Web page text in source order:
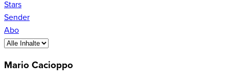
Stars
Sender
Abo
Mario Cacioppo